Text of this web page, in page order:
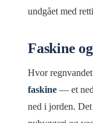
undgået med
Faskine
Hvor
faskine — et
ned i jorden.